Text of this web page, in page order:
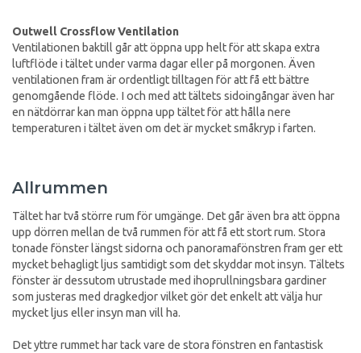
Outwell Crossflow Ventilation
Ventilationen baktill går att öppna upp helt för att skapa extra
luftflöde i tältet under varma dagar eller på morgonen. Även
ventilationen fram är ordentligt tilltagen för att få ett bättre
genomgående flöde. I och med att tältets sidoingångar även har
en nätdörrar kan man öppna upp tältet för att hålla nere
temperaturen i tältet även om det är mycket småkryp i farten.
Allrummen
Tältet har två större rum för umgänge. Det går även bra att öppna
upp dörren mellan de två rummen för att få ett stort rum. Stora
tonade fönster längst sidorna och panoramafönstren fram ger ett
mycket behagligt ljus samtidigt som det skyddar mot insyn. Tältets
fönster är dessutom utrustade med ihoprullningsbara gardiner
som justeras med dragkedjor vilket gör det enkelt att välja hur
mycket ljus eller insyn man vill ha.
Det yttre rummet har tack vare de stora fönstren en fantastisk